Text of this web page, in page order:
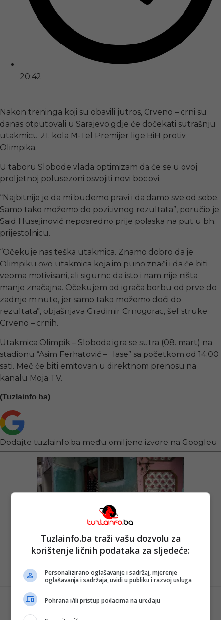
20:42
Nakon treninga koji su obavili jutros, Crveno – crni su
danas otputovali u Sarajevo gdje će dočekati sutrašnju
utakmicu 21. kola M-Tel Premijer lige BiH protiv
Olimpika.
U taboru Slobode vlada optimizam da će se u ovoj
proljetnoj polusezoni osvojiti novi bodovi.
“Najbitnije je da mi budemo pravi i da damo sve od sebe.
Samo tako možemo do pozitivnog rezultata”, poručio je
Said Husejinović neposredno prije polaska na put u bh.
prijestolnicu.
“Očekuje nas teška utakmica. Znamo dobro da je
Olimpiku ovo utakmica koja im puno znači i da će biti
veoma motivisani, ali sigurno da isto i nam nije ništa
manje značajna. Očekujem od igrača borbu od prve do
zadnje minute, jer samo tako možemo doći do
rezultata”, objašnjava Gradimir Crnogorac, šef struke
Crveno – crnih.
Utakmica Olimpik – Sloboda igra se sutra (08. mart) na
stadionu “Asim Ferhatović – Hase” sa početkom od 14:00
sati. Meč će biti emitovan u direktnom prenosu na
kanalu Moja TV.
(Tuzlainfo.ba)
Dodajte tuzlainfo.ba među omiljene izvore na Googleu
Tuzlainfo.ba traži vašu dozvolu za
korištenje ličnih podataka za sljedeće:
Personalizirano oglašavanje i sadržaj, mjerenje
oglašavanja i sadržaja, uvidi u publiku i razvoj usluga
Pohrana i/ili pristup podacima na uređaju